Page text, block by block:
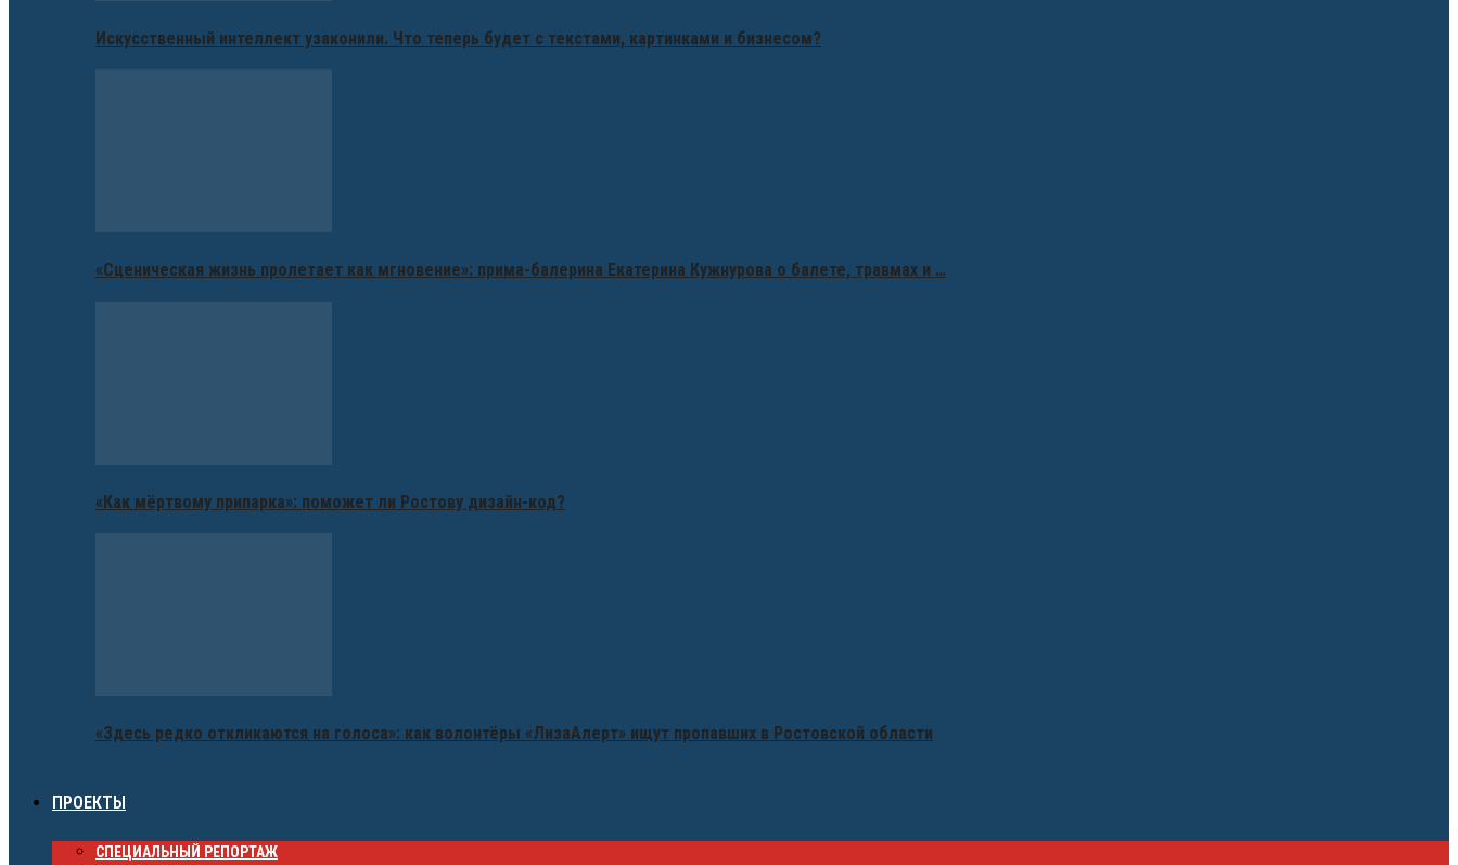
Искусственный интеллект узаконили. Что теперь будет с текстами, картинками и бизнесом?
«Сценическая жизнь пролетает как мгновение»: прима-балерина Екатерина Кужнурова о балете, травмах и …
«Как мёртвому припарка»: поможет ли Ростову дизайн-код?
«Здесь редко откликаются на голоса»: как волонтёры «ЛизаАлерт» ищут пропавших в Ростовской области
ПРОЕКТЫ
СПЕЦИАЛЬНЫЙ РЕПОРТАЖ